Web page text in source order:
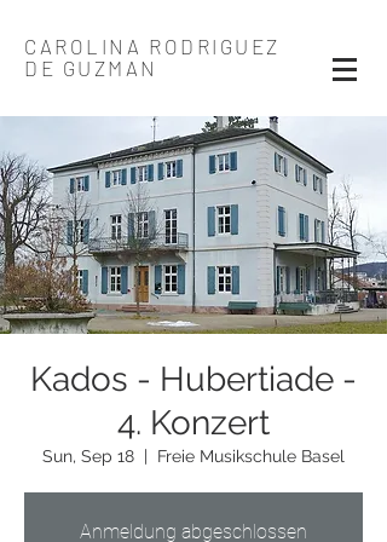
CAROLINA RODRIGUEZ
DE GUZMAN
Kados - Hubertiade -
4. Konzert
Sun, Sep 18
  |
Freie Musikschule Basel
Anmeldung abgeschlossen